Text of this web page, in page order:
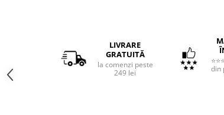
LIVRARE
GRATUITĂ
la comenzi peste
249 lei
din